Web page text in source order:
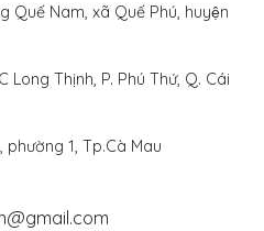
Quế Nam, xã Quế Phú, huyện
Long Thịnh, P. Phú Thứ, Q. Cái
phường 1, Tp.Cà Mau